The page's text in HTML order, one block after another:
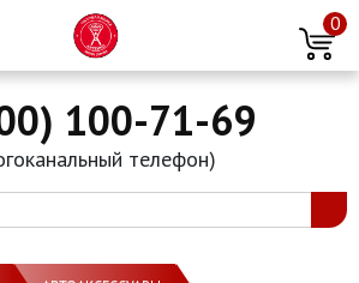
0
100-71-69
телефон)